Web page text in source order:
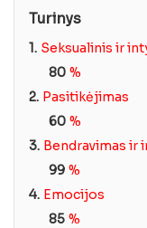
Turinys
1. Seksualinis ir
80 %
2. Pasitikėjimas
60 %
3. Bendravimas ir
99 %
4. Emocijos
85 %